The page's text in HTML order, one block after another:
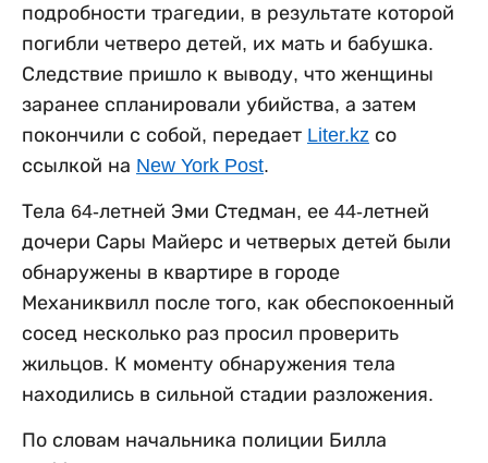
подробности трагедии, в результате которой
погибли четверо детей, их мать и бабушка.
Следствие пришло к выводу, что женщины
заранее спланировали убийства, а затем
покончили с собой, передает Liter.kz со
ссылкой на New York Post.
Тела 64-летней Эми Стедман, ее 44-летней
дочери Сары Майерс и четверых детей были
обнаружены в квартире в городе
Механиквилл после того, как обеспокоенный
сосед несколько раз просил проверить
жильцов. К моменту обнаружения тела
находились в сильной стадии разложения.
По словам начальника полиции Билла